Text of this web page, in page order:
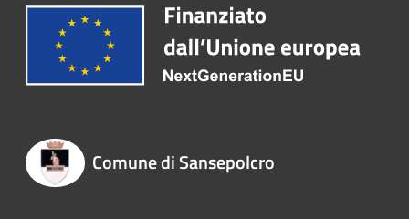
Comune di Sansepolcro